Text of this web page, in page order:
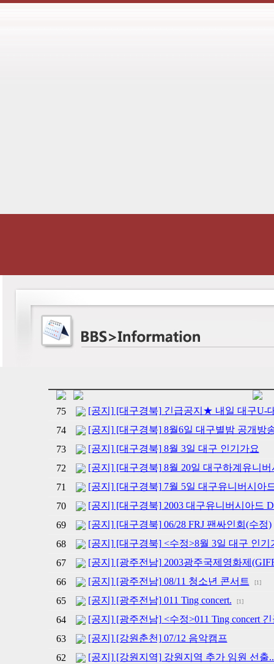
75
[공지] [대구경북] 긴급공지★ 내일 대구U-
74
[공지] [대구경북] 8월6일 대구별밤 공개방
73
[공지] [대구경북] 8월 3일 대구 인기가요
72
[공지] [대구경북] 8월 20일 대구하계유니
71
[공지] [대구경북] 7월 5일 대구유니버시아
70
[공지] [대구경북] 2003 대구유니버시아드
69
[공지] [대구경북] 06/28 FRJ 팬싸인회(수정)
68
[공지] [대구경북] <수정>8월 3일 대구 인기
67
[공지] [광주전남] 2003광주국제영화제
66
[공지] [광주전남] 08/11 청소년 콘서트 [1]
65 [공지] [광주전남] 011 Ting concert. [1]
64
[공지] [광주전남] <수정>011 Ting concert
63
[공지] [강원춘천] 07/12 음악캠프
62
[공지] [강원지역] 강원지역 추가 임원 선출